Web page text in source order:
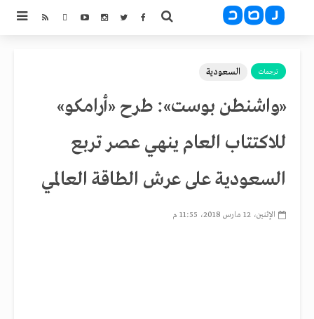
ترجمات السعودية
«واشنطن بوست»: طرح «أرامكو»
للاكتتاب العام ينهي عصر تربع
السعودية على عرش الطاقة العالمي
الإثنين، 12 مارس 2018، 11:55 م